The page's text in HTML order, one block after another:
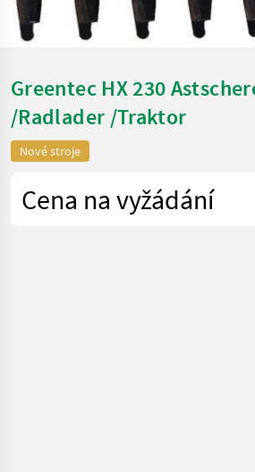
Greentec HX 230
/Radlader /Traktor
Nové stroje
Cena na vyžádání